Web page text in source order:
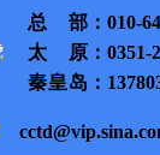
总部 ：010-
太原 ：
秦皇岛 ：